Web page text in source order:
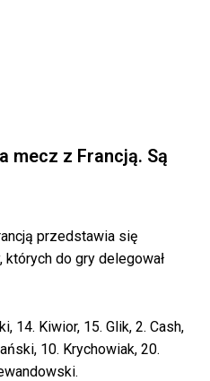
mecz z Francją. Są
przedstawia się
których do gry delegował
14. Kiwior, 15. Glik, 2. Cash,
10. Krychowiak, 20.